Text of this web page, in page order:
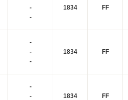
-
-
1834 FF
-
-
-
1834 FF
-
-
1834 FF